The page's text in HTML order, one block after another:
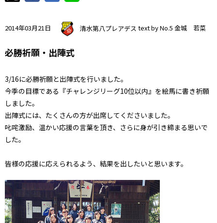
2014年03月21日 清水第八プレアデス text by No.5 金城 若菜
必勝祈願・出陣式
3/16に必勝祈願と出陣式を行いました。
今季の目標である『チャレンジリーグ10位以内』を絵馬に書き祈願
しました。
出陣式には、たくさんの方が出席してくださいました。
叱咤激励、温かい応援の言葉を頂き、さらに身が引き締まる思いで
した。
皆様の応援に応えられるよう、結果を出したいと思います。